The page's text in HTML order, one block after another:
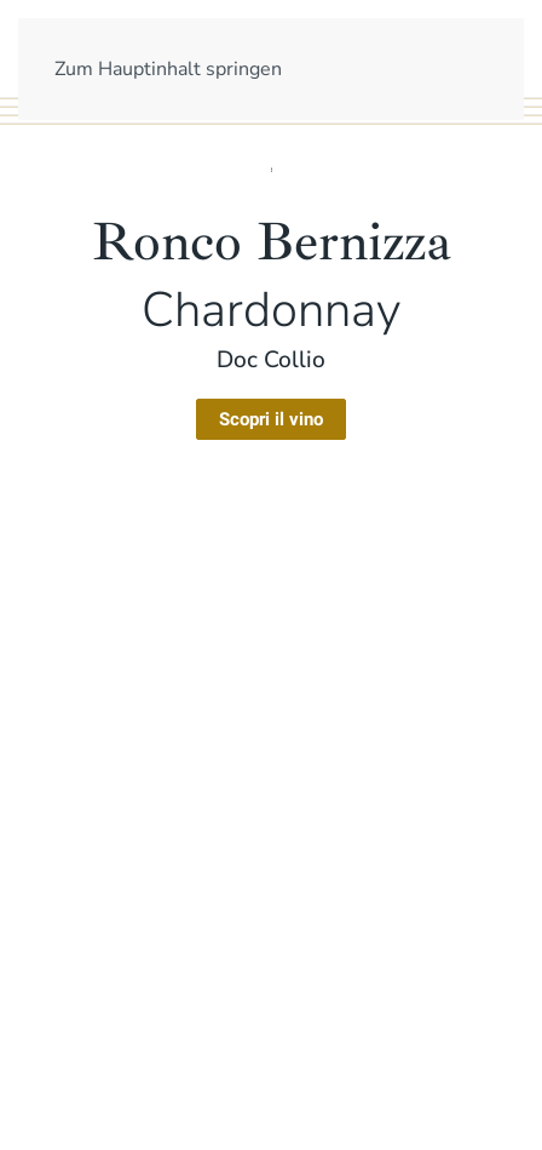
Zum Hauptinhalt springen
Ronco Bernizza
Chardonnay
Doc Collio
Scopri il vino